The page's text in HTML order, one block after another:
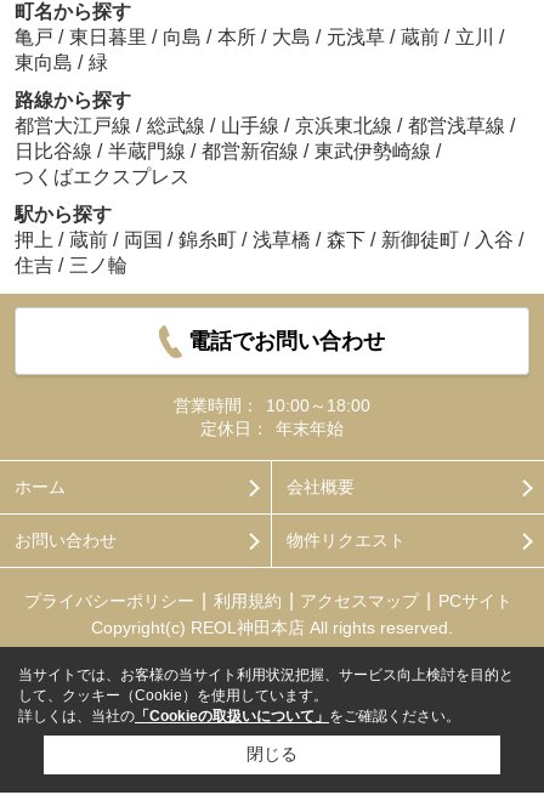
町名から探す
亀戸 / 東日暮里 / 向島 / 本所 / 大島 / 元浅草 / 蔵前 / 立川 /
東向島 / 緑
路線から探す
都営大江戸線 / 総武線 / 山手線 / 京浜東北線 / 都営浅草線 /
日比谷線 / 半蔵門線 / 都営新宿線 / 東武伊勢崎線 /
つくばエクスプレス
駅から探す
押上 / 蔵前 / 両国 / 錦糸町 / 浅草橋 / 森下 / 新御徒町 / 入谷 /
住吉 / 三ノ輪
電話でお問い合わせ
営業時間：
10:00～18:00
定休日：
年末年始
ホーム 会社概要
お問い合わせ 物件リクエスト
プライバシーポリシー 利用規約 アクセスマップ
PCサイト
Copyright(c) REOL神田本店 All rights reserved.
当サイトでは、お客様の当サイト利用状況把握、サービス向上検討を目的と
して、クッキー（Cookie）を使用しています。
詳しくは、当社の 「Cookieの取扱いについて」 をご確認ください。
閉じる